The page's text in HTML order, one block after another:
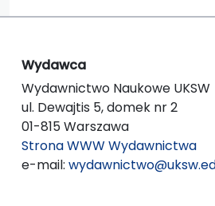
Wydawca
Wydawnictwo Naukowe UKSW
ul. Dewajtis 5, domek nr 2
01-815 Warszawa
Strona WWW Wydawnictwa
e-mail: